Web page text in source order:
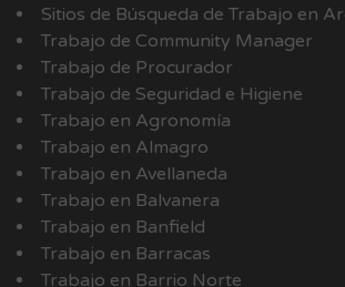
Sitios de Búsqueda de Trabajo en
Trabajo de Community Manager
Trabajo de Procurador
Trabajo de Seguridad e Higiene
Trabajo en Agronomía
Trabajo en Almagro
Trabajo en Avellaneda
Trabajo en Balvanera
Trabajo en Banfield
Trabajo en Barracas
Trabajo en Barrio Norte